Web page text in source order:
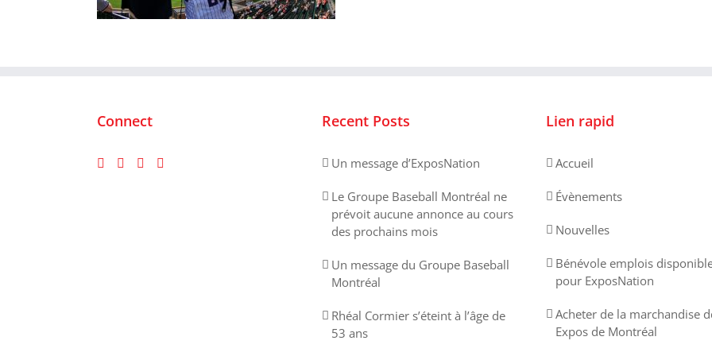
Connect Recent Posts
Un message d’ExposNation
Le Groupe Baseball Montréal ne
prévoit aucune annonce au cours
des prochains mois
Un message du Groupe Baseball
Montréal
Rhéal Cormier s’éteint à l’âge de
53 ans
Lien rapid
Accueil
Évènements
Nouvelles
Bénévole emplois
pour ExposNation
Acheter de la marchandise
Expos de Montréal